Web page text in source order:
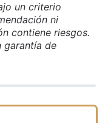
un criterio
ni
contiene riesgos.
garantía de